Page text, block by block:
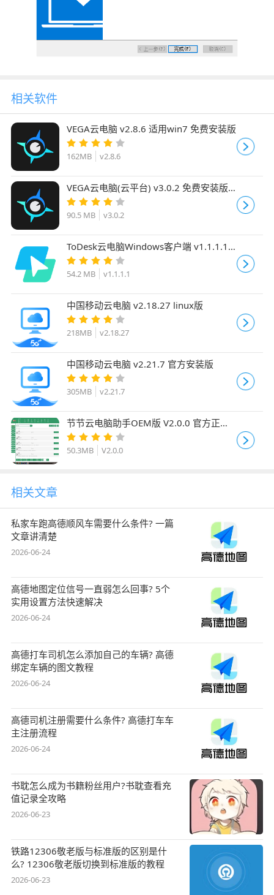
相关软件
VEGA云电脑 v2.8.6 适用win7 免费安装版
162MB v2.8.6
VEGA云电脑(云平台) v3.0.2 免费安装版
适用win10
90.5 MB v3.0.2
ToDesk云电脑Windows客户端 v1.1.1.1
免费安装版
54.2 MB v1.1.1.1
中国移动云电脑 v2.18.27 linux版
218MB v2.18.27
中国移动云电脑 v2.21.7 官方安装版
305MB v2.21.7
节节云电脑助手OEM版 V2.0.0 官方正式
版
50.3MB V2.0.0
相关文章
私家车跑高德顺风车需要什么条件? 一篇
文章讲清楚
2026-06-24
高德地图定位信号一直弱怎么回事? 5个
实用设置方法快速解决
2026-06-24
高德打车司机怎么添加自己的车辆? 高德
绑定车辆的图文教程
2026-06-24
高德司机注册需要什么条件? 高德打车车
主注册流程
2026-06-24
书耽怎么成为书籍粉丝用户?书耽查看充
值记录全攻略
2026-06-23
铁路12306敬老版与标准版的区别是什
么? 12306敬老版切换到标准版的教程
2026-06-23